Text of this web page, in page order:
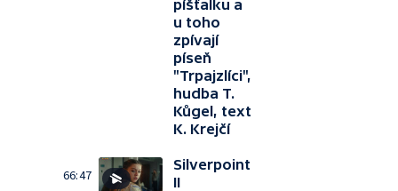
píšťalku a
u toho
zpívají
píseň
"Trpajzlíci",
hudba T.
Kůgel, text
K. Krejčí
66:47
Silverpoint
II